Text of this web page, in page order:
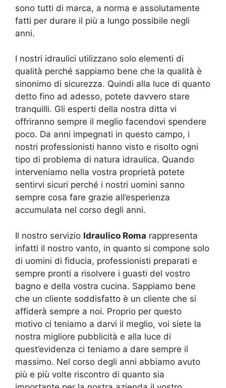
sono tutti di marca, a norma e assolutamente
fatti per durare il più a lungo possibile negli
anni.
I nostri idraulici utilizzano solo elementi di
qualità perché sappiamo bene che la qualità è
sinonimo di sicurezza. Quindi alla luce di quanto
detto fino ad adesso, potete davvero stare
tranquilli. Gli esperti della nostra ditta vi
offriranno sempre il meglio facendovi spendere
poco. Da anni impegnati in questo campo, i
nostri professionisti hanno visto e risolto ogni
tipo di problema di natura idraulica. Quando
interveniamo nella vostra proprietà potete
sentirvi sicuri perché i nostri uomini sanno
sempre cosa fare grazie all’esperienza
accumulata nel corso degli anni.
Il nostro servizio Idraulico Roma rappresenta
infatti il nostro vanto, in quanto si compone solo
di uomini di fiducia, professionisti preparati e
sempre pronti a risolvere i guasti del vostro
bagno e della vostra cucina. Sappiamo bene
che un cliente soddisfatto è un cliente che si
affiderà sempre a noi. Proprio per questo
motivo ci teniamo a darvi il meglio, voi siete la
nostra migliore pubblicità e alla luce di
quest’evidenza ci teniamo a dare sempre il
massimo. Nel corso degli anni abbiamo avuto
più e più volte riscontro di quanto sia